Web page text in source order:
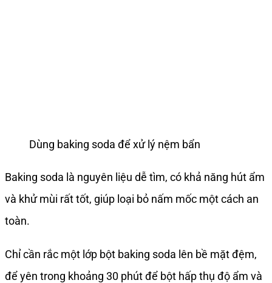
Dùng baking soda để xử lý nệm bẩn
Baking soda là nguyên liệu dễ tìm, có khả năng hút ẩm
và khử mùi rất tốt, giúp loại bỏ nấm mốc một cách an
toàn.
Chỉ cần rắc một lớp bột baking soda lên bề mặt đệm,
để yên trong khoảng 30 phút để bột hấp thụ độ ẩm và